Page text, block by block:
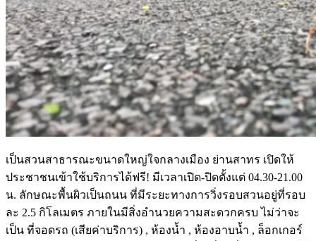
เป็นสวนสาธารณะขนาดใหญ่ใจกลางเมือง ย่านสาทร เปิดให้
ประชาชนเข้าใช้บริการได้ฟรี! มีเวลาเปิด-ปิดตั้งแต่ 04.30-21.00
น. ลักษณะพื้นผิวเป็นถนน ที่มีระยะทางการวิ่งรอบสวนอยู่ที่รอบ
ละ 2.5 กิโลเมตร ภายในมีสิ่งอำนวยความสะดวกครบ ไม่ว่าจะ
เป็น ที่จอดรถ (เสียค่าบริการ) , ห้องน้ำ , ห้องอาบน้ำ , ล็อกเกอร์